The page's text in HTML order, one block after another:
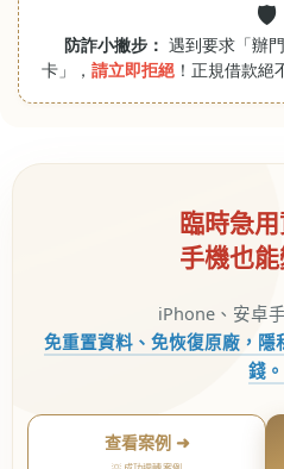
🛡️
防詐小撇步： 遇到要求「辦
卡」， 請立即拒絕 ！正規借款絕
臨時急
手機也
iPhone、安卓
免重置資料、免恢復原廠，
錢。
查看案例 ➜